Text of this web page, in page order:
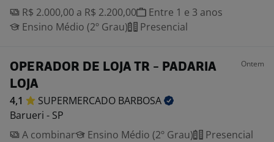
R$ 2.000,00 a R$ 2.200,00
Entre 1 e 3 anos
Ensino Médio (2º Grau)
Presencial
OPERADOR DE LOJA TR - PADARIA
LOJA
Ontem
4,1 SUPERMERCADO BARBOSA
Barueri - SP
A combinar
Ensino Médio (2º Grau)
Presencial